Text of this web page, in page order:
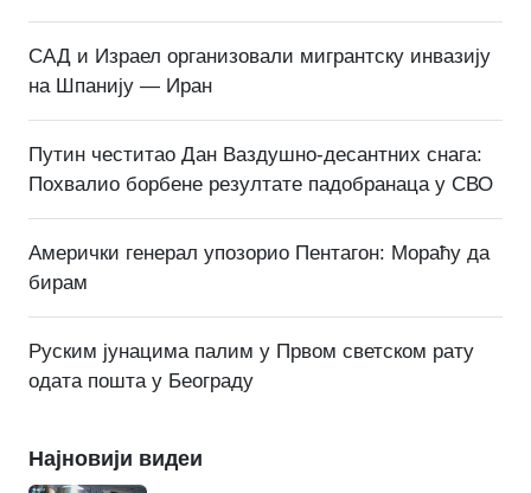
САД и Израел организовали мигрантску инвазију
на Шпанију — Иран
Путин честитао Дан Ваздушно-десантних снага:
Похвалио борбене резултате падобранаца у СВО
Амерички генерал упозорио Пентагон: Мораћу да
бирам
Руским јунацима палим у Првом светском рату
одата пошта у Београду
Најновији видеи